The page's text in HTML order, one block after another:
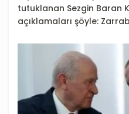
tutuklanan Sezgin Baran
açıklamaları şöyle: